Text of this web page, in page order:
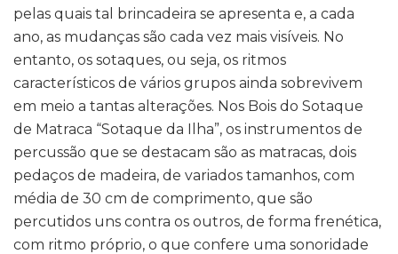
pelas quais tal brincadeira se apresenta e, a cada
ano, as mudanças são cada vez mais visíveis. No
entanto, os sotaques, ou seja, os ritmos
característicos de vários grupos ainda sobrevivem
em meio a tantas alterações. Nos Bois do Sotaque
de Matraca “Sotaque da Ilha”, os instrumentos de
percussão que se destacam são as matracas, dois
pedaços de madeira, de variados tamanhos, com
média de 30 cm de comprimento, que são
percutidos uns contra os outros, de forma frenética,
com ritmo próprio, o que confere uma sonoridade